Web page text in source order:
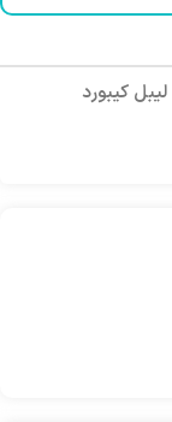
لیبل کیبورد